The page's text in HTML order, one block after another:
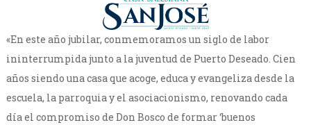
«En este año jubilar, conmemoramos un siglo de labor
ininterrumpida junto a la juventud de Puerto Deseado. Cien
años siendo una casa que acoge, educa y evangeliza desde la
escuela, la parroquia y el asociacionismo, renovando cada
día el compromiso de Don Bosco de formar ‘buenos